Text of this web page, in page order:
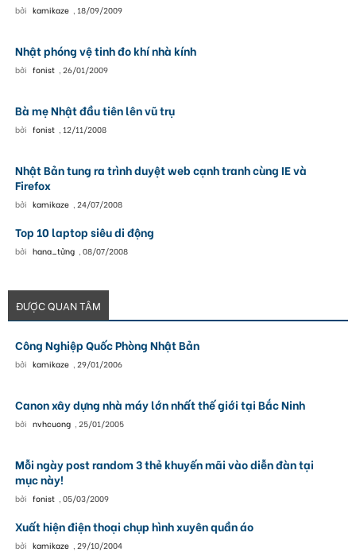
bởi kamikaze , 18/09/2009
Nhật phóng vệ tinh đo khí nhà kính
bởi fonist , 26/01/2009
Bà mẹ Nhật đầu tiên lên vũ trụ
bởi fonist , 12/11/2008
Nhật Bản tung ra trình duyệt web cạnh tranh cùng IE và
Firefox
bởi kamikaze , 24/07/2008
Top 10 laptop siêu di động
bởi hana_tửng , 08/07/2008
ĐƯỢC QUAN TÂM
Công Nghiệp Quốc Phòng Nhật Bản
bởi kamikaze , 29/01/2006
Canon xây dựng nhà máy lớn nhất thế giới tại Bắc Ninh
bởi nvhcuong , 25/01/2005
Mỗi ngày post random 3 thẻ khuyến mãi vào diễn đàn tại
mục này!
bởi fonist , 05/03/2009
Xuất hiện điện thoại chụp hình xuyên quần áo
bởi kamikaze , 29/10/2004